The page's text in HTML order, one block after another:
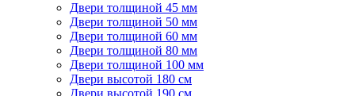
Двери толщиной 45 мм
Двери толщиной 50 мм
Двери толщиной 60 мм
Двери толщиной 80 мм
Двери толщиной 100 мм
Двери высотой 180 см